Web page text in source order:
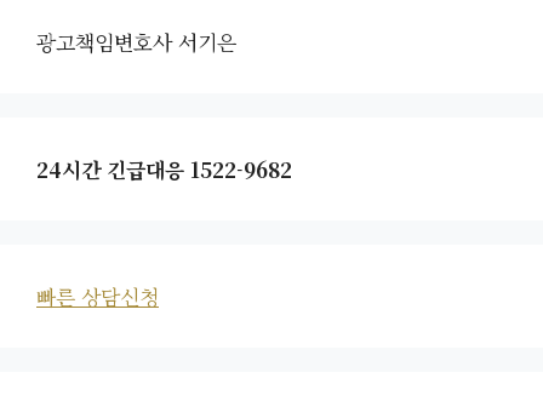
광고책임변호사 서기은
24시간 긴급대응 1522-9682
빠른 상담신청